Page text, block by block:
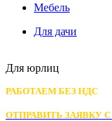
Мебель
Для дачи
Для юрлиц
РАБОТАЕМ БЕЗ НДС
ОТПРАВИТЬ ЗАЯВКУ